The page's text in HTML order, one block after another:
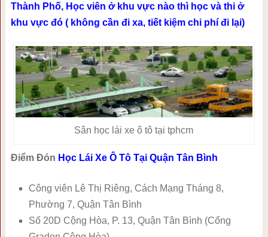
Thành Phố, Học viên ở khu vực nào thì học và thi ở
khu vực đó ( không cần đi xa, tiết kiệm chi phí đi lại)
Sân học lái xe ô tô tại tphcm
Điểm Đón Học Lái Xe Ô Tô Tại Quận Tân Bình
Công viên Lê Thị Riêng, Cách Mạng Tháng 8,
Phường 7, Quận Tân Bình
Số 20D Cộng Hòa, P. 13, Quận Tân Bình (Cổng